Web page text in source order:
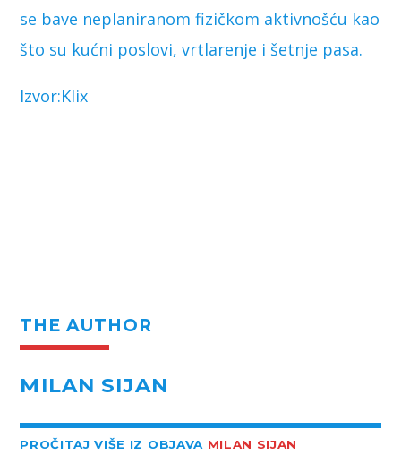
se bave neplaniranom fizičkom aktivnošću kao
što su kućni poslovi, vrtlarenje i šetnje pasa.
Izvor:Klix
THE AUTHOR
MILAN SIJAN
PROČITAJ VIŠE IZ OBJAVA MILAN SIJAN